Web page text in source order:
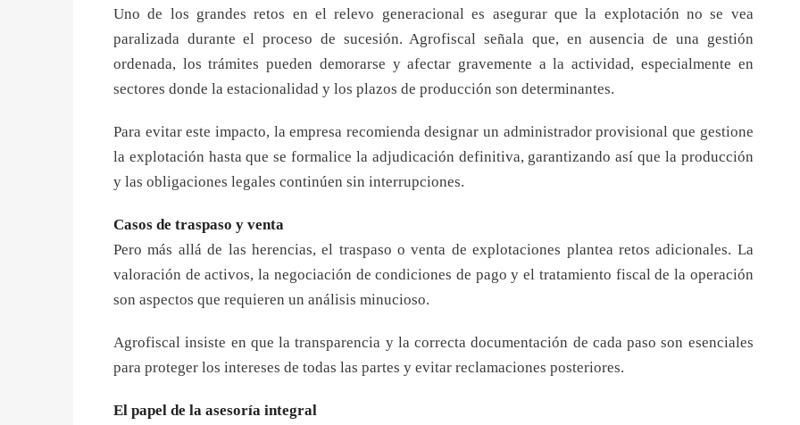
Uno de los grandes retos en el relevo generacional es asegurar que la explotación no se vea
paralizada durante el proceso de sucesión. Agrofiscal señala que, en ausencia de una gestión
ordenada, los trámites pueden demorarse y afectar gravemente a la actividad, especialmente en
sectores donde la estacionalidad y los plazos de producción son determinantes.
Para evitar este impacto, la empresa recomienda designar un administrador provisional que gestione
la explotación hasta que se formalice la adjudicación definitiva, garantizando así que la producción
y las obligaciones legales continúen sin interrupciones.
Casos de traspaso y venta
Pero más allá de las herencias, el traspaso o venta de explotaciones plantea retos adicionales. La
valoración de activos, la negociación de condiciones de pago y el tratamiento fiscal de la operación
son aspectos que requieren un análisis minucioso.
Agrofiscal insiste en que la transparencia y la correcta documentación de cada paso son esenciales
para proteger los intereses de todas las partes y evitar reclamaciones posteriores.
El papel de la asesoría integral